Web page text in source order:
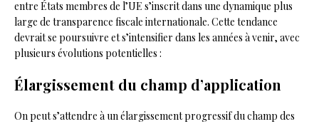
entre États membres de l’UE s’inscrit dans une dynamique plus
large de transparence fiscale internationale. Cette tendance
devrait se poursuivre et s’intensifier dans les années à venir, avec
plusieurs évolutions potentielles :
Élargissement du champ d’application
On peut s’attendre à un élargissement progressif du champ des